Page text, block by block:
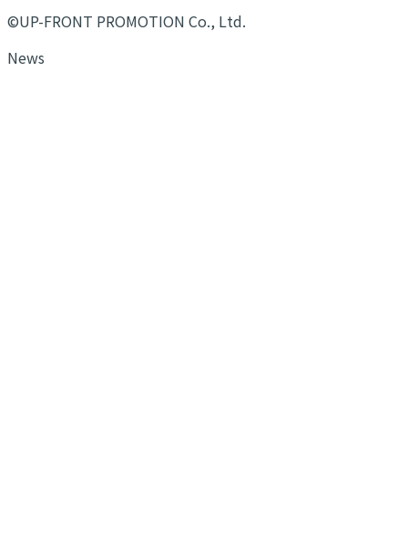
©UP-FRONT PROMOTION Co., Ltd.
News